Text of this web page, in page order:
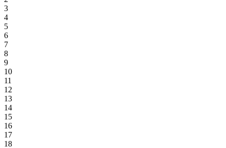
3
4
5
6
7
8
9
10
11
12
13
14
15
16
17
18